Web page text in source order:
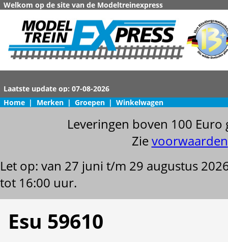
Welkom op de site van de Modeltreinexpress
Home | Merken | Groepen | Winkelwagen
Leveringen boven 100
Zievoorwaarden
Let op: van 27 juni t/m 29 augustus
tot 16:00 uur.
Esu 59610